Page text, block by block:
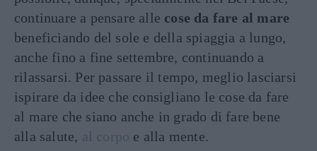
continuare a pensare alle cose da fare al mare
beneficiando del sole e della spiaggia a lungo,
anche fino a fine settembre, continuando a
rilassarsi. Per passare il tempo, meglio lasciarsi
ispirare da idee che consigliano le cose da fare
al mare che siano anche in grado di fare bene
alla salute, al corpo e alla mente.